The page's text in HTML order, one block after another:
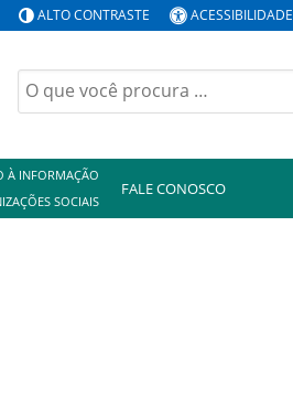
ALTO CONTRASTE ACESSIBILIDADE
Buscar
por:
À INFORMAÇÃO
SOCIAIS
FALE CONOSCO